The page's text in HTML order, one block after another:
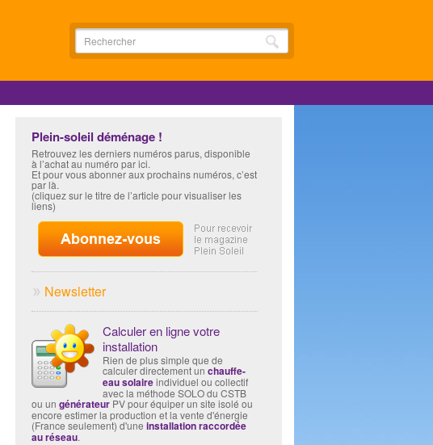
Plein-soleil déménage !
Retrouvez les derniers numéros parus, disponible
à l’achat au numéro par ici.
Et pour vous abonner aux prochains numéros, c’est
par là.
(cliquez sur le titre de l’article pour visualiser les
liens)
Newsletter
Calculer en ligne votre
installation
Rien de plus simple que de
calculer directement un chauffe-
eau solaireindividuel ou collectif
avec la méthode SOLO du CSTB
ou un générateur PV pour équiper un site isolé ou
encore estimer la production et la vente d'énergie
(France seulement) d'une installation raccordée
au réseau.